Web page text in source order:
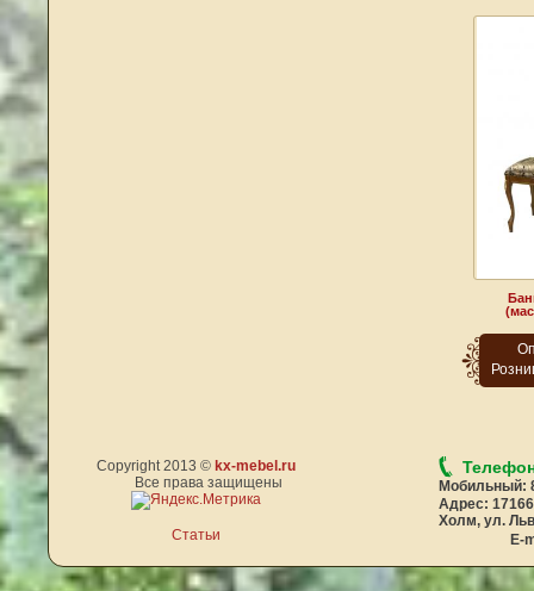
Copyright 2013 © kx-mebel.ru
Все права защищены
Статьи
Мобильный:
Адрес:
Холм, ул.
E-